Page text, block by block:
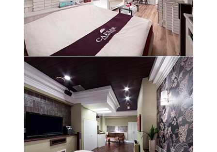
囲気が楽しい気分にさせてくれる空間
大人の雰囲気が溢れるおしゃれな空間